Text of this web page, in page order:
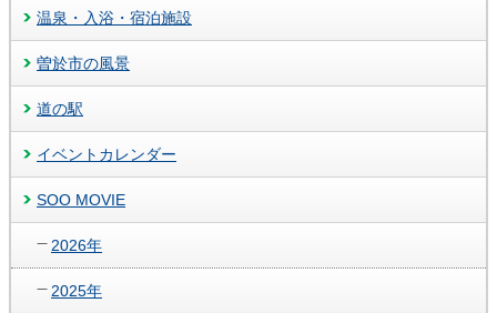
温泉・入浴・宿泊施設
曽於市の風景
道の駅
イベントカレンダー
SOO MOVIE
2026年
2025年